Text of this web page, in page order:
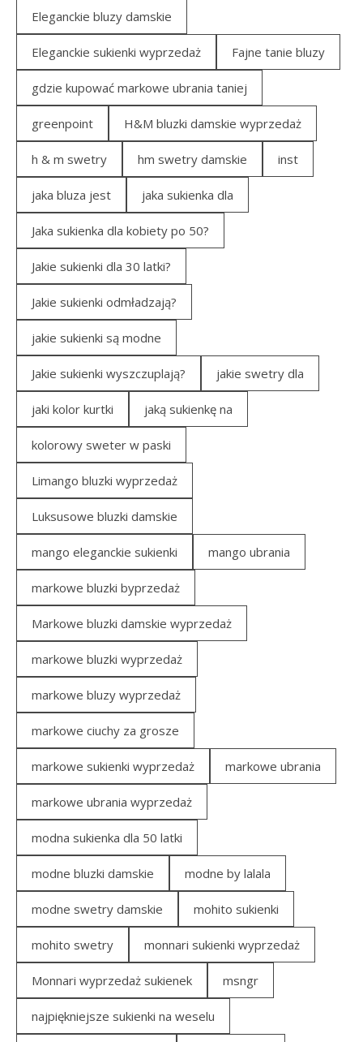
Eleganckie bluzy damskie
Eleganckie sukienki wyprzedaż Fajne tanie bluzy
gdzie kupować markowe ubrania taniej
greenpoint H&M bluzki damskie wyprzedaż
h & m swetry hm swetry damskie inst
jaka bluza jest jaka sukienka dla
Jaka sukienka dla kobiety po 50?
Jakie sukienki dla 30 latki?
Jakie sukienki odmładzają?
jakie sukienki są modne
Jakie sukienki wyszczuplają? jakie swetry dla
jaki kolor kurtki jaką sukienkę na
kolorowy sweter w paski
Limango bluzki wyprzedaż
Luksusowe bluzki damskie
mango eleganckie sukienki mango ubrania
markowe bluzki byprzedaż
Markowe bluzki damskie wyprzedaż
markowe bluzki wyprzedaż
markowe bluzy wyprzedaż
markowe ciuchy za grosze
markowe sukienki wyprzedaż markowe ubrania
markowe ubrania wyprzedaż
modna sukienka dla 50 latki
modne bluzki damskie modne by lalala
modne swetry damskie mohito sukienki
mohito swetry monnari sukienki wyprzedaż
Monnari wyprzedaż sukienek msngr
najpiękniejsze sukienki na weselu